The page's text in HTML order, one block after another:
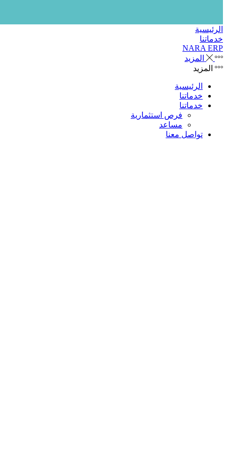
الرئيسية
خدماتنا
NARA ERP
المزيد
المزيد
الرئيسية
خدماتنا
خدماتنا
فرص استثمارية
مساعد
تواصل معنا